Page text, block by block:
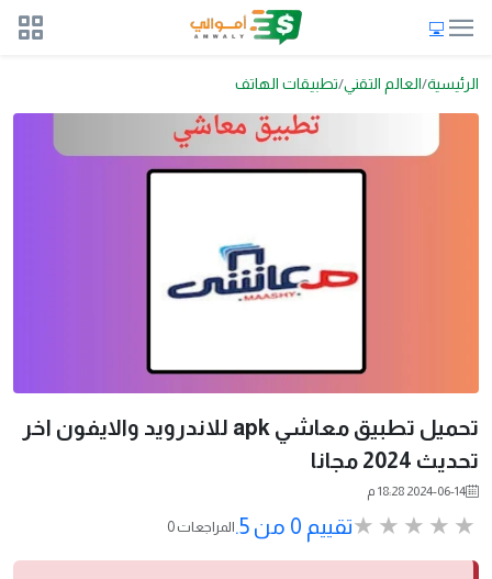
الرئيسية العالم التقني تطبيقات الهاتف
تحميل تطبيق معاشي apk للاندرويد والايفون اخر
تحديث 2024 مجانا
2024-06-14 18:28 م
تقييم 0 من 5. 0 المراجعات